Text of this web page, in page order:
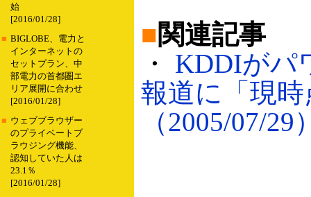
始
[2016/01/28]
■ BIGLOBE、電力と
インターネットの
セットプラン、中
部電力の首都圏エ
リア展開に合わせ
[2016/01/28]
■ ウェブブラウザー
のプライベートブ
ラウジング機能、
認知していた人は
23.1％
[2016/01/28]
■関連記事
・ KDDIがパ
報道に「現
（2005/07/29